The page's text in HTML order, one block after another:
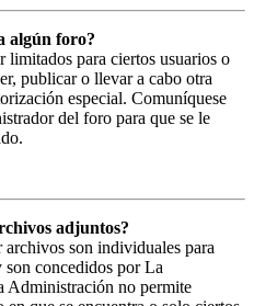
algún foro?
limitados para ciertos usuarios o
publicar o llevar a cabo otra
especial. Comuníquese
del foro para que se le
adjuntos?
son individuales para
concedidos por La
Administración no permite